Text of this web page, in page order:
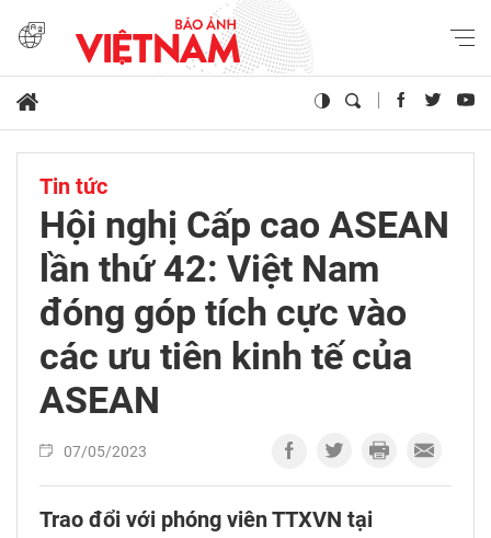
Tin tức
Hội nghị Cấp cao ASEAN
lần thứ 42: Việt Nam
đóng góp tích cực vào
các ưu tiên kinh tế của
ASEAN
07/05/2023
Trao đổi với phóng viên TTXVN tại